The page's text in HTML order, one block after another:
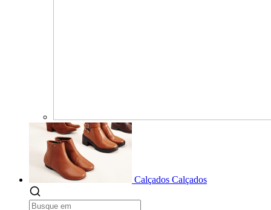
Calçados Calçados